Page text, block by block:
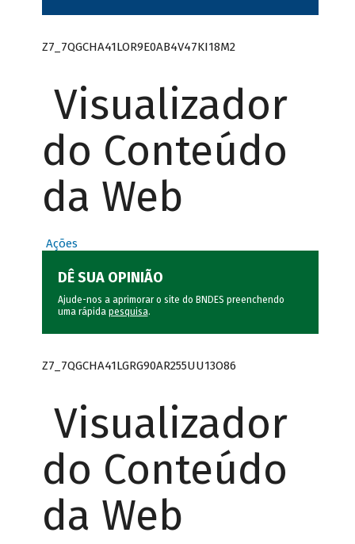
Z7_7QGCHA41LOR9E0AB4V47KI18M2
Visualizador
do Conteúdo
da Web
Ações
DÊ SUA OPINIÃO
Ajude-nos a aprimorar o site do BNDES preenchendo
uma rápida pesquisa.
Z7_7QGCHA41LGRG90AR255UU13O86
Visualizador
do Conteúdo
da Web